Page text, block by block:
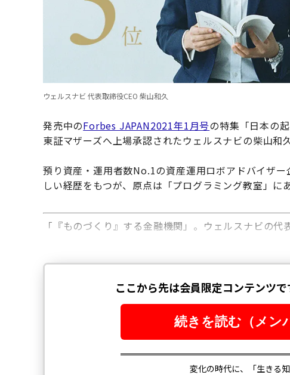
ウェルスナビ 代表取締役CEO 柴山和久
発売中のForbes JAPAN2021年1月号の特集「日本の
東証マザーズへ上場承認されたウェルスナビの柴山和久
預り資産・運用者数No.1の資産運用ロボアドバイザ
しい経歴をもつが、原点は「プログラミング教室」に
「『ものづくり』する金融機関」。ウェルスナビの